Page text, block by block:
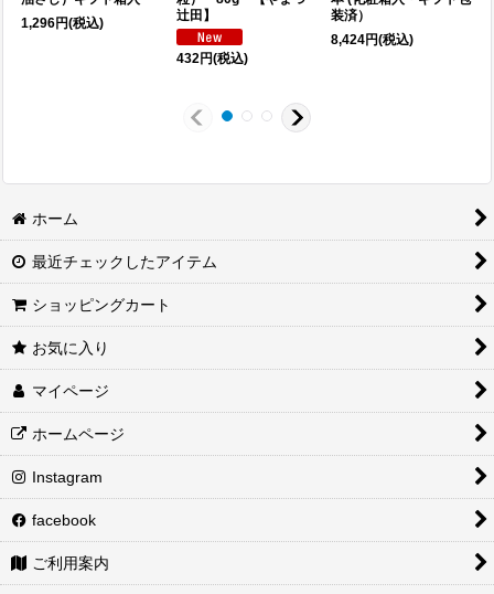
1,296円(税込)
辻田】
432円(税込)
装済）
8,424円(税込)
ホーム
最近チェックしたアイテム
ショッピングカート
お気に入り
マイページ
ホームページ
Instagram
facebook
ご利用案内